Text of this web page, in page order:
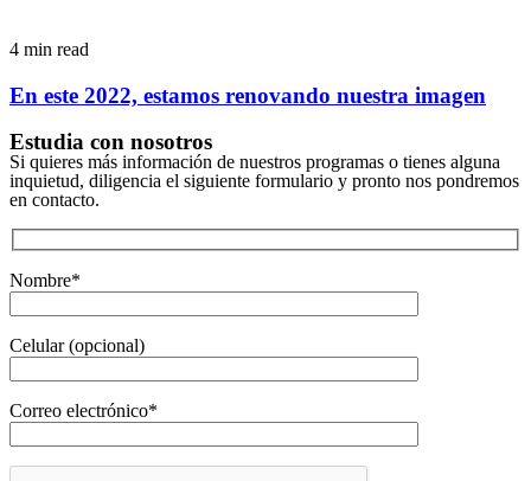
4 min read
En este 2022, estamos renovando nuestra imagen
Estudia con nosotros
Si quieres más información de nuestros programas o tienes alguna
inquietud, diligencia el siguiente formulario y pronto nos pondremos
en contacto.
Nombre*
Celular (opcional)
Correo electrónico*